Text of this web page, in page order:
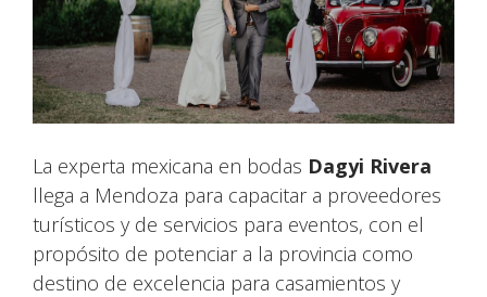
La experta mexicana en bodas Dagyi Rivera
llega a Mendoza para capacitar a proveedores
turísticos y de servicios para eventos, con el
propósito de potenciar a la provincia como
destino de excelencia para casamientos y